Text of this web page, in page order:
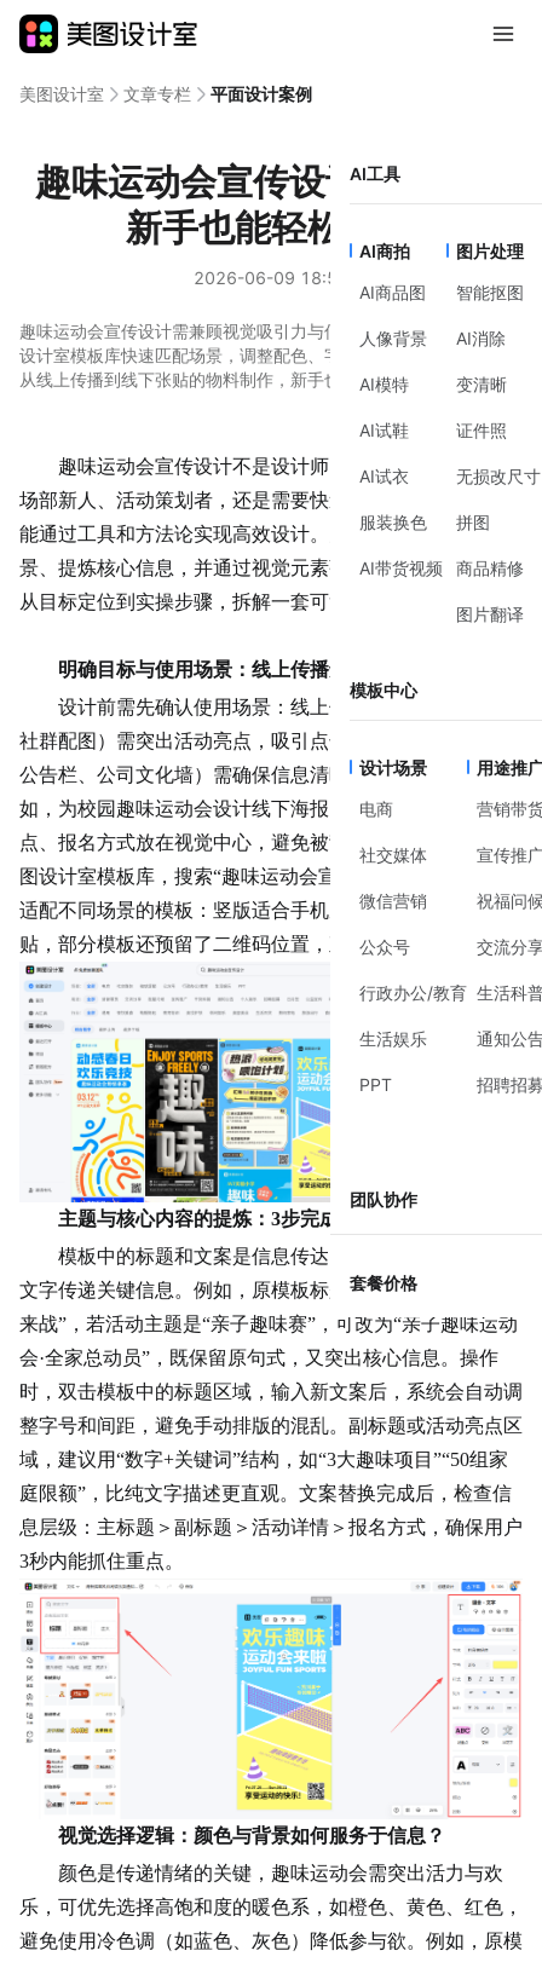
AI工具
AI商拍
AI商品图
人像背景
AI模特
AI试鞋
AI试衣
服装换色
AI带货视频
图片处理
智能抠图
AI消除
变清晰
证件照
无损改尺寸
拼图
商品精修
图片翻译
模板中心
设计场景
电商
社交媒体
微信营销
公众号
行政办公/教育
生活娱乐
PPT
用途推
营销带
宣传推
祝福问
交流分
生活科
通知公
招聘招
团队协作
套餐价格
美图设计室 文章专栏 平面设计案例
趣味运动会宣传设计怎么做？
新手也能轻松出图
2026-06-09 18:52
趣味运动会宣传设计需兼顾视觉吸引力与信息传达效率。通过美图
设计室模板库快速匹配场景，调整配色、字体和排版，能高效完成
从线上传播到线下张贴的物料制作，新手也能轻松掌握核心技巧。
趣味运动会宣传设计不是设计师的专属任务，无论是市
场部新人、活动策划者，还是需要快速出图的运营人员，都
能通过工具和方法论实现高效设计。关键在于明确目标场
景、提炼核心信息，并通过视觉元素强化传播效果。接下来
从目标定位到实操步骤，拆解一套可复用的设计逻辑。
明确目标与使用场景：线上传播还是线下张贴？
设计前需先确认使用场景：线上传播（如朋友圈海报、
社群配图）需突出活动亮点 ，吸引点击；线下张贴（如校园
公告栏、 公司文化墙）需确保信息清晰，远距离可读。例
如，为校园 趣味运动会设计线下海报时，需将活动时间、地
点、报名方式放在视觉中心，避免被背景图案干扰。打开美
图设计室模板库，搜索“趣味运动会宣传设计”，能看到大量
适配不同场景的模板：竖版适合手机屏幕，横版适合打印张
贴，部分模板还预留了二维码位置，直接替换即可使用。
主题与核心内容的提炼：3步完成信息替换
模板中的标题和文案是信息传达
文字传递关键信息。例如，原模板标题为“趣味运动会·等你
来战”，若活动主题是“亲子趣味赛”，可改为“亲子趣味运动
会·全家总动员”，既保留原句式，又突出核心信息。操作
时，双击模板中的标题区域，输入新文案后，系统会自动调
整字号和间距，避免手动排版的混乱。副标题或活动亮点区
域，建议用“数字+关键词”结构，如“3大趣味项目”“50组家
庭限额”，比纯文字描述更直观。文案替换完成后，检查信
息层级：主标题＞副标题＞活动详情＞报名方式，确保用户
3秒内能抓住重点。
视觉选择逻辑：颜色与背景如何服务于信息？
颜色是传递情绪的关键，趣味运动会需突出活力与欢
乐，可优先选择高饱和度的暖色系，如橙色、黄色、红色，
避免使用冷色调（如蓝色、灰色）降低参与欲。例如，原模